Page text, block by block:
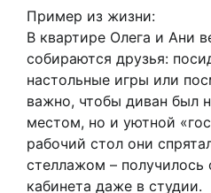
Пример из жизни:
В квартире Олега и Ани
собираются друзья:
настольные игры или
важно, чтобы диван был
местом, но и уютной
рабочий стол они
стеллажом –
кабинета даже в студии.